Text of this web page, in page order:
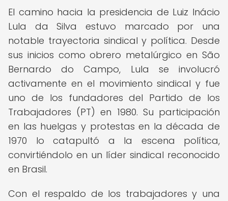
El camino hacia la presidencia de Luiz Inácio
Lula da Silva estuvo marcado por una
notable trayectoria sindical y política. Desde
sus inicios como obrero metalúrgico en São
Bernardo do Campo, Lula se involucró
activamente en el movimiento sindical y fue
uno de los fundadores del Partido de los
Trabajadores (PT) en 1980. Su participación
en las huelgas y protestas en la década de
1970 lo catapultó a la escena política,
convirtiéndolo en un líder sindical reconocido
en Brasil.
Con el respaldo de los trabajadores y una